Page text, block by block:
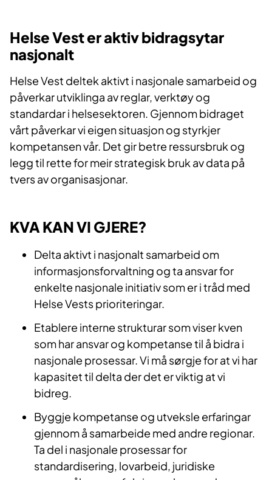
Helse Vest er aktiv bidragsytar
nasjonalt
Helse Vest deltek aktivt i nasjonale samarbeid og
påverkar utviklinga av reglar, verktøy og
standardar i helsesektoren. Gjennom bidraget
vårt påverkar vi eigen situasjon og styrkjer
kompetansen vår. Det gir betre ressursbruk og
legg til rette for meir strategisk bruk av data på
tvers av organisasjonar.​
KVA KAN VI GJERE?
Delta aktivt i nasjonalt samarbeid om
informasjonsforvaltning og ta ansvar for
enkelte nasjonale initiativ som er i tråd med
Helse Vests prioriteringar.​
Etablere interne strukturar som viser kven
som har ansvar og kompetanse til å bidra i
nasjonale prosessar. Vi må sørgje for at vi har
kapasitet til delta der det er viktig at vi
bidreg.​
Byggje kompetanse og utveksle erfaringar
gjennom å samarbeide med andre regionar.
Ta del i nasjonale prosessar for
standardisering, lovarbeid, juridiske